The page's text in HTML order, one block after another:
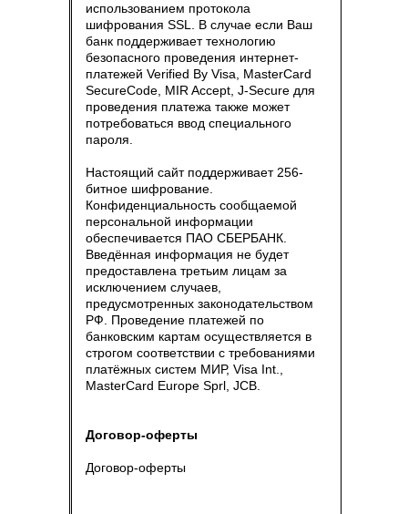
использованием протокола
шифрования SSL. В случае если Ваш
банк поддерживает технологию
безопасного проведения интернет-
платежей Verified By Visa, MasterCard
SecureCode, MIR Accept, J-Secure для
проведения платежа также может
потребоваться ввод специального
пароля.
Настоящий сайт поддерживает 256-
битное шифрование.
Конфиденциальность сообщаемой
персональной информации
обеспечивается ПАО СБЕРБАНК.
Введённая информация не будет
предоставлена третьим лицам за
исключением случаев,
предусмотренных законодательством
РФ. Проведение платежей по
банковским картам осуществляется в
строгом соответствии с требованиями
платёжных систем МИР, Visa Int.,
MasterCard Europe Sprl, JCB.
Договор-оферты
Договор-оферты